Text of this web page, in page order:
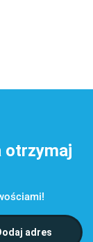
otrzymaj